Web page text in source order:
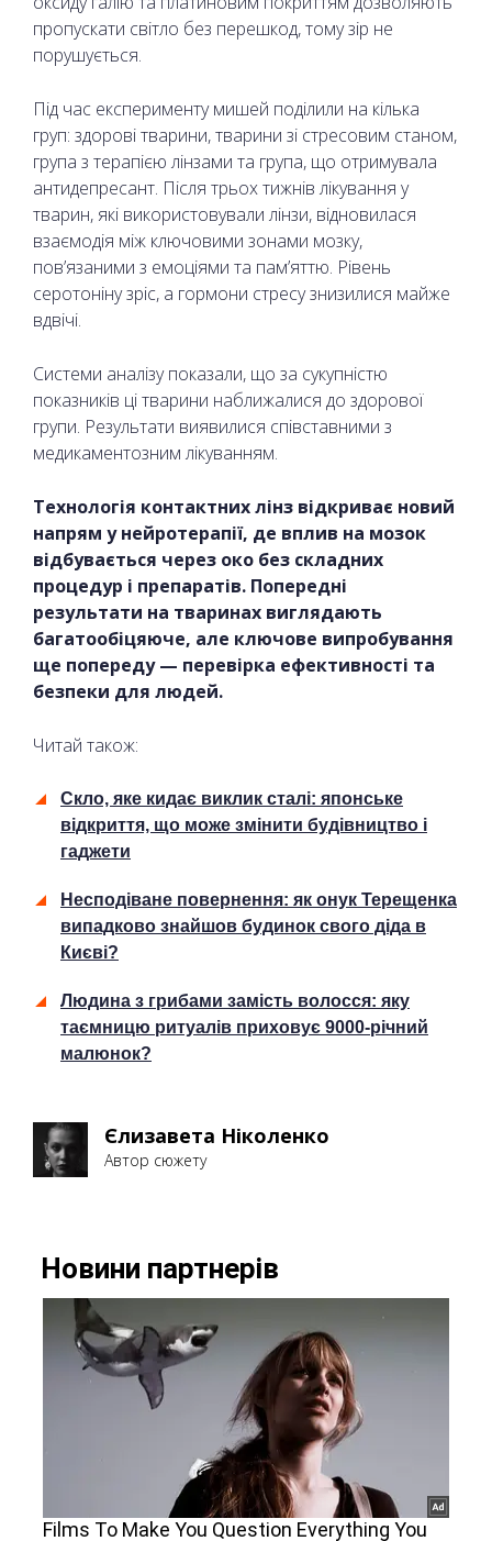
пропускати світло без перешкод, тому зір не
порушується.
Під час експерименту мишей поділили на кілька
груп: здорові тварини, тварини зі стресовим станом,
група з терапією лінзами та група, що отримувала
антидепресант. Після трьох тижнів лікування у
тварин, які використовували лінзи, відновилася
взаємодія між ключовими зонами мозку,
пов’язаними з емоціями та пам’яттю. Рівень
серотоніну зріс, а гормони стресу знизилися майже
вдвічі.
Системи аналізу показали, що за сукупністю
показників ці тварини наближалися до здорової
групи. Результати виявилися співставними з
медикаментозним лікуванням.
Технологія контактних лінз відкриває новий
напрям у нейротерапії, де вплив на мозок
відбувається через око без складних
процедур і препаратів. Попередні
результати на тваринах виглядають
багатообіцяюче, але ключове випробування
ще попереду — перевірка ефективності та
безпеки для людей.
Читай також:
Скло, яке кидає виклик сталі: японське
відкриття, що може змінити будівництво і
гаджети
Несподіване повернення: як онук Терещенка
випадково знайшов будинок свого діда в
Києві?
Людина з грибами замість волосся: яку
таємницю ритуалів приховує 9000-річний
малюнок?
Єлизавета Ніколенко
Автор сюжету